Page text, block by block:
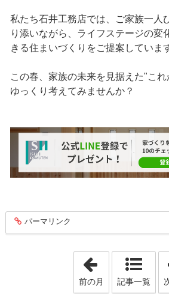
私たち石井工務店では、ご家族一人
り添いながら、ライフステージの変
きる住まいづくりをご提案していま
この春、家族の未来を見据えた"これ
ゆっくり考えてみませんか？
entry411
パーマリンク
「2026年2月」
前の月 記事一覧